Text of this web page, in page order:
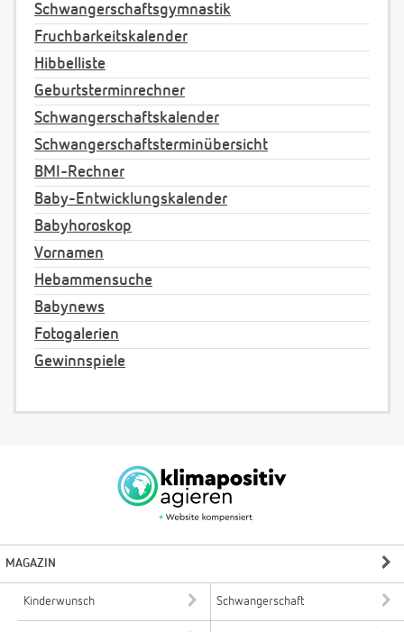
Schwangerschaftsgymnastik
Fruchbarkeitskalender
Hibbelliste
Geburtsterminrechner
Schwangerschaftskalender
Schwangerschaftsterminübersicht
BMI-Rechner
Baby-Entwicklungskalender
Babyhoroskop
Vornamen
Hebammensuche
Babynews
Fotogalerien
Gewinnspiele
MAGAZIN
Kinderwunsch Schwangerschaft